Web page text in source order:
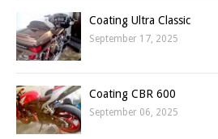
Coating Ultra Classic
September 17, 2025
Coating CBR 600
September 06, 2025